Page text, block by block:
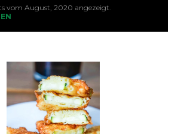
vom August, 2020 angezeigt.